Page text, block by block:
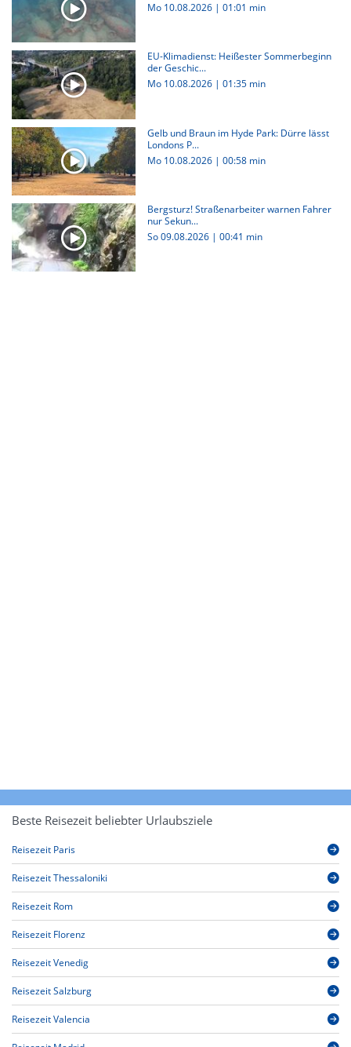
Mo 10.08.2026 | 01:01 min
EU-Klimadienst: Heißester Sommerbeginn
der Geschic...
Mo 10.08.2026 | 01:35 min
Gelb und Braun im Hyde Park: Dürre lässt
Londons P...
Mo 10.08.2026 | 00:58 min
Bergsturz! Straßenarbeiter warnen Fahrer
nur Sekun...
So 09.08.2026 | 00:41 min
Beste Reisezeit beliebter Urlaubsziele
Reisezeit Paris
Reisezeit Thessaloniki
Reisezeit Rom
Reisezeit Florenz
Reisezeit Venedig
Reisezeit Salzburg
Reisezeit Valencia